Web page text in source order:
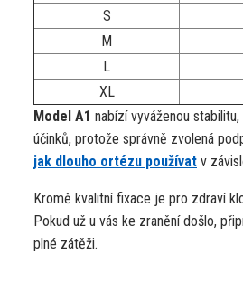
S
M
L
XL
Model A1 nabízí vyváženou
účinků, protože správně zvolená
jak dlouho ortézu používat v
Kromě kvalitní fixace je pro zdraví
Pokud už u vás ke zranění došlo,
plné zátěži.